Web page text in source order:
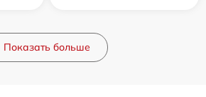
Показать больше